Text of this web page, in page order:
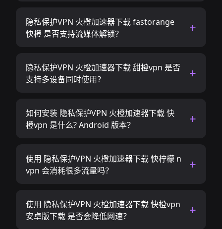
隐私保护VPN 火橙加速器下载 fastorange
快橙 是否支持流媒体解锁？
隐私保护VPN 火橙加速器下载 甜橙vpn 是否
支持多设备同时使用？
如何安装 隐私保护VPN 火橙加速器下载 快
橙vpn 是什么? Android 版本？
使用 隐私保护VPN 火橙加速器下载 快柠檬 n
vpn 会消耗很多流量吗？
使用 隐私保护VPN 火橙加速器下载 快橙vpn
安卓版下载 是否会降低网速？